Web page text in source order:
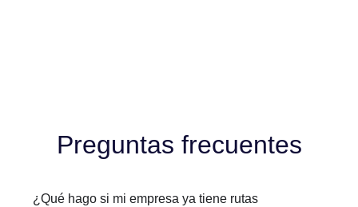
Preguntas frecuentes
¿Qué hago si mi empresa ya tiene rutas